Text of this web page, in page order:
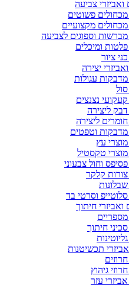
ואביזרי צביעה
פשוטים
מקצועיים
וספוגים לצביעה
ומיכלים
ציור
יצירה
עגולות
נצנצים
ליצירה
ליצירה
וטפטים
עץ
טקסטיל
וחול צבעוני
קלקר
וסרטי בד
ואביזרי חיתוך
חיתוך
תכשיטנות
גיהוץ
עזר